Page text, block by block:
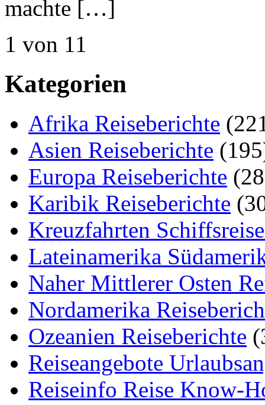
machte […]
1 von 11
Kategorien
Afrika Reiseberichte
Asien Reiseberichte
Europa Reiseberichte
Karibik Reiseberichte
Kreuzfahrten
Lateinamerika
Naher Mittlerer Osten
Nordamerika
Ozeanien Reiseberichte
Reiseangebote
Reiseinfo Reise Know-